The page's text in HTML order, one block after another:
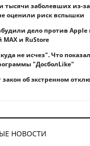
тысячи заболевших из-
оценили риск вспышки
дело против Apple
и RuStore
не исчез". Что
"ДосболLike"
закон об экстренном
НОВОСТИ